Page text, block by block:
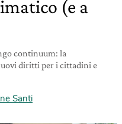
(e a
continuum: la
diritti per i cittadini e
Santi